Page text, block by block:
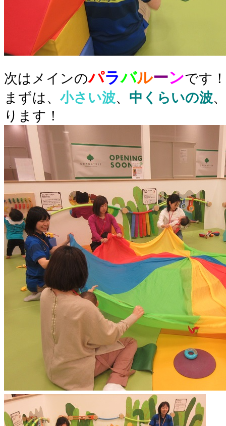
次はメインのパラバルーンです！
まずは、 小さい波、 中くらいの波、
ります！